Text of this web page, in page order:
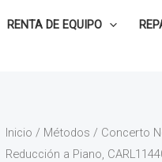
RENTA DE EQUIPO
Inicio / Métodos / Concerto
Reducción a Piano,
Concerto
No.